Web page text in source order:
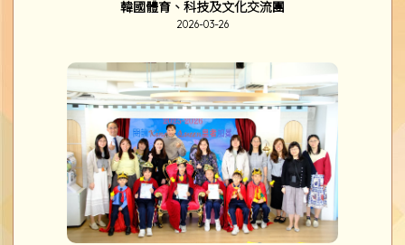
韓國體育、科技及文化交流團
2026-03-26